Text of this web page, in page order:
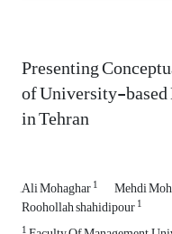
Presenting
of University-
in Tehran
َAli Mohaghar1 Mehdi
Roohollah shahidipour1